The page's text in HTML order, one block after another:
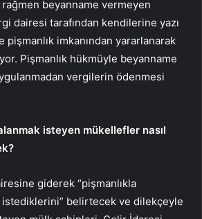
beyanname vermeyen
dairesi tarafından kendilerine yazı
imkanından yararlanarak
Pişmanlık hükmüyle beyanname
vergilerin ödenmesi
isteyen mükellefler nasıl
giderek “pişmanlıkla
belirtecek ve dilekçeyle